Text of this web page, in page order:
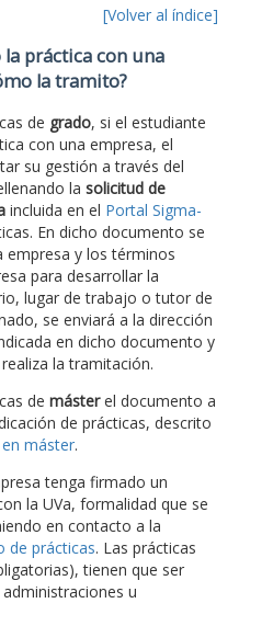
[Volver al índice]
la práctica con una
la tramito?
de grado, si el estudiante
con una empresa, el
su gestión a través del
la solicitud de
incluida en el Portal Sigma-
En dicho documento se
empresa y los términos
para desarrollar la
lugar de trabajo o tutor de
se enviará a la dirección
en dicho documento y
realiza la tramitación.
de másterel documento a
de prácticas, descrito
máster.
tenga firmado un
la UVa, formalidad que se
en contacto a la
de prácticas. Las prácticas
tienen que ser
u